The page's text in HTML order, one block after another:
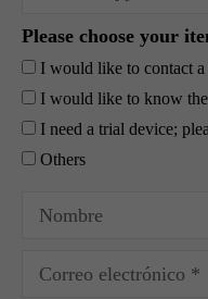
Please choose your
I would like to contact a
I would like to know
I need a trial device;
Others